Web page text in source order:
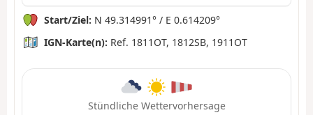
Start/Ziel: N 49.314991° / E 0.614209°
IGN-Karte(n): Ref. 1811OT, 1812SB, 1911OT
Stündliche Wettervorhersage